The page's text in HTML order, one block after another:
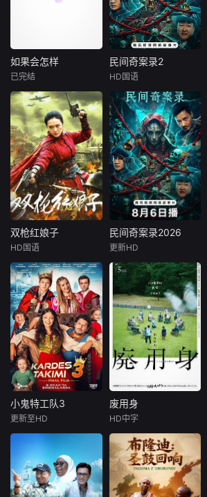
如果会怎样
内容涵盖多个主
题，包括政治、文
化、社会、经济和
艺术等领域；通过 I
nstagram 和 Face
book 平台，以“如
果……会怎样（Wh
at If）”为主题进行
表达。其风格轻松
幽默，以寓教于乐
的方式传
如果会怎样
已完结
民间奇案录2
张雪菡
患有妄想症的
警察张天盛遇上一
起离奇的神像杀人
事件，勘案过程
中，牵引出“婴胎报
仇”，“娘娘索命”等
一连串妖异事件，
张天盛虽被种种诡
怪幻象阻碍，却坚
信这是藏在迷信后
向封建传统宣战，
敢于
民间奇案录2
HD国语
双枪红娘子
王品一
1938年，高胜
男新婚之日，丈夫
被日军残害，父辈
亦遭屠戮。她举枪
聚义，屡袭敌寇威
震四方，后得八路
军指点决心投身革
命。日军欲诱杀高
胜男，她孤身赴战
舍命换乡亲周全。
军突袭而至全歼敌
寇，
双枪红娘子
HD国语
民间奇案录2026
盛少
患有妄想症的警察
张天盛遇上一起离
奇的神像杀人事
件，勘案过程中，
牵引出“婴胎报
仇”，“娘娘索命”等
张天盛虽被种种诡
怪幻象阻碍，却坚
信这是藏在迷信后
向封建传统宣战，
敢于破除
民间奇案录2026
更新HD
小鬼特工队3
Kasabalı
讲述了阿斯勒和塞
尔坎在休产假期间
小鬼特工队3
更新至HD
废用身
北村有起哉
泷内公美
本作描绘了一
名医生，因一种围
废用身
HD中字